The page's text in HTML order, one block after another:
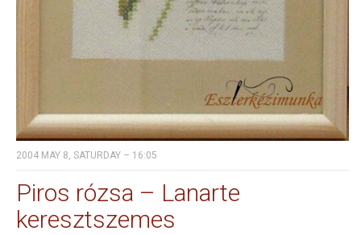
2004 MAY 8, SATURDAY – 16:05
Piros rózsa – Lanarte
keresztszemes